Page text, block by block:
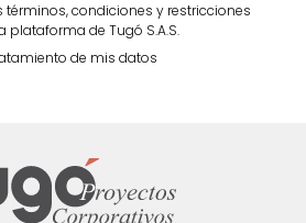
términos, condiciones y restricciones
de Tugó S.A.S.
de mis datos